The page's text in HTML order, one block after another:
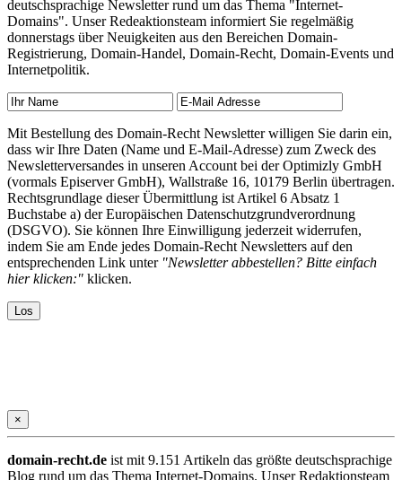
deutschsprachige Newsletter rund um das Thema "Internet-
Domains". Unser Redeaktionsteam informiert Sie regelmäßig
donnerstags über Neuigkeiten aus den Bereichen Domain-
Registrierung, Domain-Handel, Domain-Recht, Domain-Events und
Internetpolitik.
Mit Bestellung des Domain-Recht Newsletter willigen Sie darin ein,
dass wir Ihre Daten (Name und E-Mail-Adresse) zum Zweck des
Newsletterversandes in unseren Account bei der Optimizly GmbH
(vormals Episerver GmbH), Wallstraße 16, 10179 Berlin übertragen.
Rechtsgrundlage dieser Übermittlung ist Artikel 6 Absatz 1
Buchstabe a) der Europäischen Datenschutzgrundverordnung
(DSGVO). Sie können Ihre Einwilligung jederzeit widerrufen,
indem Sie am Ende jedes Domain-Recht Newsletters auf den
entsprechenden Link unter "Newsletter abbestellen? Bitte einfach
hier klicken:" klicken.
×
domain-recht.de ist mit 9.151 Artikeln das größte deutschsprachige
Blog rund um das Thema Internet-Domains. Unser Redaktionsteam